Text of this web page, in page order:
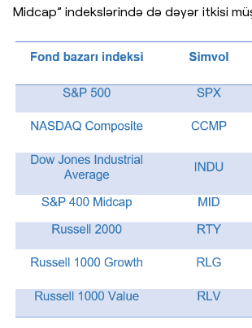
Midcap” indekslərində də dəyər itkisi